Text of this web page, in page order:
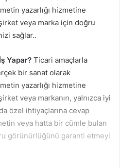
yazarlığı hizmetine
veya marka için doğru
sağlar..
Yapar? Ticari amaçlarla
bir sanat olarak
yazarlığı hizmetine
veya markanın, yalnızca iyi
özel ihtiyaçlarına cevap
veya hatta bir cümle bulan
görünürlüğünü garanti etmeyi